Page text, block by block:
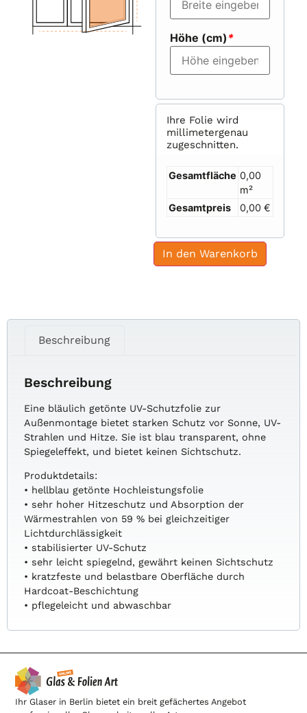
Höhe (cm) *
Ihre Folie wird
millimetergenau
zugeschnitten.
Gesamtfläche 0,00
m²
Gesamtpreis
0,00 €
In den Warenkorb
Beschreibung
Beschreibung
Eine bläulich getönte UV-Schutzfolie zur
Außenmontage bietet starken Schutz vor Sonne, UV-
Strahlen und Hitze. Sie ist blau transparent, ohne
Spiegeleffekt, und bietet keinen Sichtschutz.
Produktdetails:
• hellblau getönte Hochleistungsfolie
• sehr hoher Hitzeschutz und Absorption der
Wärmestrahlen von 59 % bei gleichzeitiger
Lichtdurchlässigkeit
• stabilisierter UV-Schutz
• sehr leicht spiegelnd, gewährt keinen Sichtschutz
• kratzfeste und belastbare Oberfläche durch
Hardcoat-Beschichtung
• pflegeleicht und abwaschbar
Ihr Glaser in Berlin bietet ein breit gefächertes Angebot